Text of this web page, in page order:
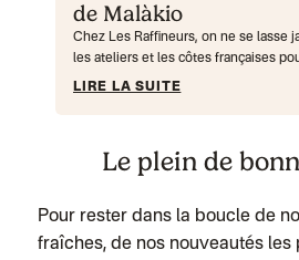
de Malàkio
Chez Les Raffineurs, on ne se lasse
les ateliers et les côtes françaises
LIRE LA SUITE
Le plein de
Pour rester dans la boucle de
fraîches, de nos nouveautés les